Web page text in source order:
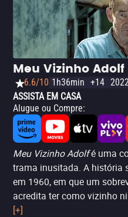
Meu Vizinho Adolf
6.6/10 1h36min +14
ASSISTA EM CASA
Alugue ou Compre:
Meu Vizinho Adolfé uma
trama inusitada. A história
em 1960, em que um
acredita ter como vizinho
Hitler. O enredo aborda de
[+]